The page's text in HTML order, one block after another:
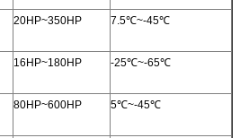
20HP~350HP 7.5℃~-45℃
16HP~180HP -25℃~-65℃
80HP~600HP 5℃~-45℃